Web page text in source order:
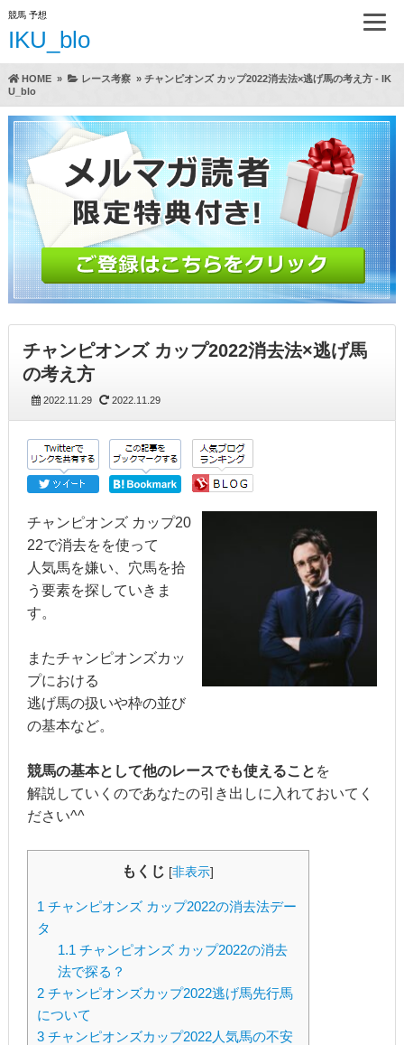
競馬 予想
IKU_blo
HOME» レース考察» チャンピオンズ カップ2022消去法×逃げ馬の考え方 - IK
U_blo
チャンピオンズ カップ2022消去法×逃げ馬
の考え方
2022.11.29 2022.11.29
チャンピオンズ カップ20
22で消去をを使って
人気馬を嫌い、穴馬を拾
う要素を探していきま
す。
またチャンピオンズカッ
プにおける
逃げ馬の扱いや枠の並び
の基本など。
競馬の基本として他のレースでも使えること を
解説していくのであなたの引き出しに入れておいてく
ださい^^
もくじ [非表示]
1 チャンピオンズ カップ2022の消去法デー
タ
1.1 チャンピオンズ カップ2022の消去
法で探る？
2チャンピオンズカップ2022逃げ馬先行馬
について
3チャンピオンズカップ2022人気馬の不安